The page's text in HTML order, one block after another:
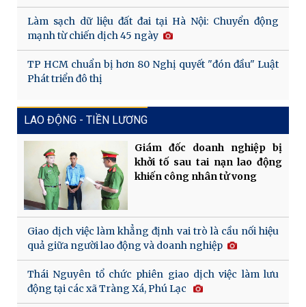
Làm sạch dữ liệu đất đai tại Hà Nội: Chuyển động
mạnh từ chiến dịch 45 ngày
TP HCM chuẩn bị hơn 80 Nghị quyết "đón đầu" Luật
Phát triển đô thị
LAO ĐỘNG - TIỀN LƯƠNG
Giám đốc doanh nghiệp bị
khởi tố sau tai nạn lao động
khiến công nhân tử vong
Giao dịch việc làm khẳng định vai trò là cầu nối hiệu
quả giữa người lao động và doanh nghiệp
Thái Nguyên tổ chức phiên giao dịch việc làm lưu
động tại các xã Tràng Xá, Phú Lạc